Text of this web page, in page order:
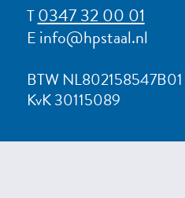
T0347 32 00 01
E info@hpstaal.nl
BTW NL802158547B01
KvK 30115089
OPENINGSTIJDEN